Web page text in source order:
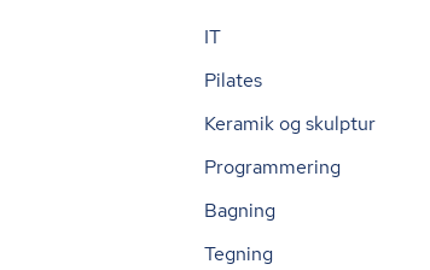
IT
Pilates
Keramik og skulptur
Programmering
Bagning
Tegning